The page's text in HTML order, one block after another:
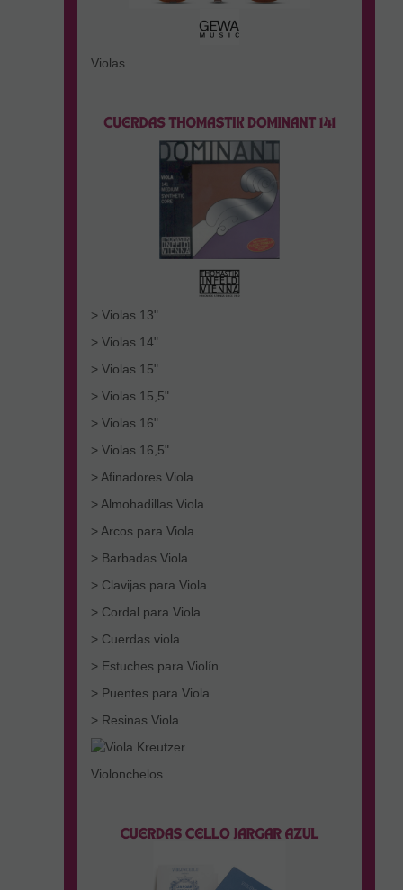
Violas
> Violas 13"
> Violas 14"
> Violas 15"
> Violas 15,5"
> Violas 16"
> Violas 16,5"
> Afinadores Viola
> Almohadillas Viola
> Arcos para Viola
> Barbadas Viola
> Clavijas para Viola
> Cordal para Viola
> Cuerdas viola
> Estuches para Violín
> Puentes para Viola
> Resinas Viola
Violonchelos